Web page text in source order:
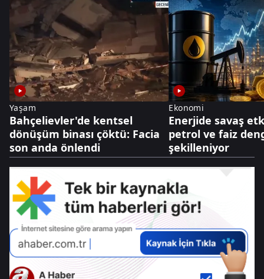
Yaşam
Bahçelievler'de kentsel
dönüşüm binası çöktü: Facia
son anda önlendi
Ekonomi
Enerjide savaş
petrol ve faiz
şekilleniyor